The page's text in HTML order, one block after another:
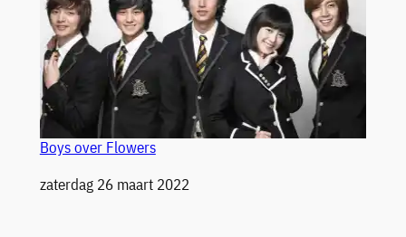
Boys over Flowers
Datum
zaterdag 26 maart 2022